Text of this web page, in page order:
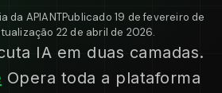
da APIANTPublicado 19 de fevereiro de
22 de abril de 2026.
IA em duas camadas.
Opera toda a plataforma